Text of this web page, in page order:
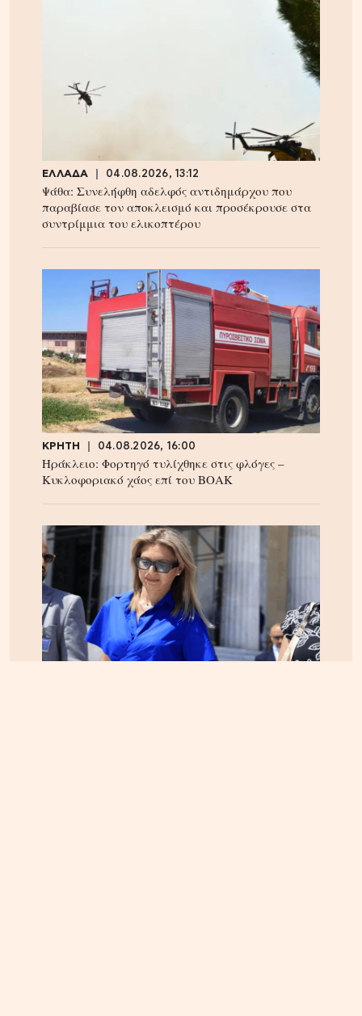
ΕΛΛΑΔΑ 04.08.2026, 13:12
Ψάθα: Συνελήφθη αδελφός αντιδημάρχου που
παραβίασε τον αποκλεισμό και προσέκρουσε στα
συντρίμμια του ελικοπτέρου
ΚΡΗΤΗ 04.08.2026, 16:00
Ηράκλειο: Φορτηγό τυλίχθηκε στις φλόγες –
Κυκλοφοριακό χάος επί του ΒΟΑΚ